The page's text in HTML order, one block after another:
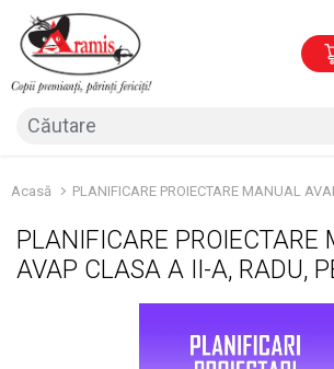
Acasă PLANIFICARE PROIECTARE MANUAL
PLANIFICARE PROIECTARE
AVAP CLASA A II-A, RADU,